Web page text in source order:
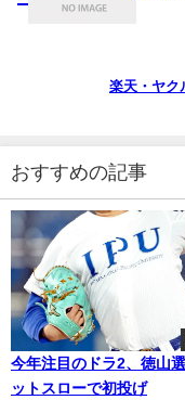
楽天・ヤク
おすすめの記事
今年注目のドラ2、徳山
ットスローで初投げ